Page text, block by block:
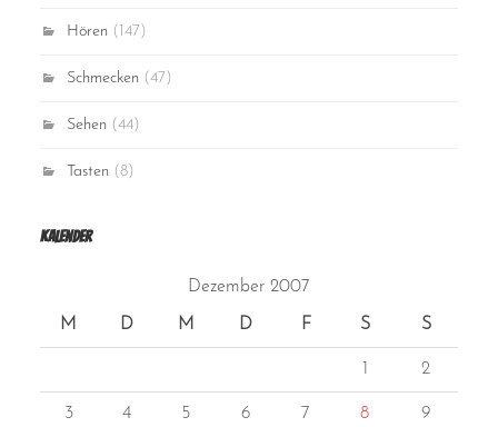
Hören (147)
Schmecken (47)
Sehen (44)
Tasten (8)
Kalender
Dezember 2007
M D M D F S S
1 2
3 4 5 6 7 8 9